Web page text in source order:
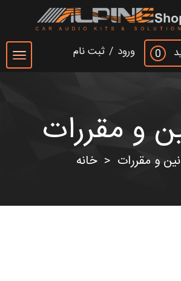
ورود / ثبت نام 0
Toggle
navigation
و مقررات
خانه > و مقررات
search